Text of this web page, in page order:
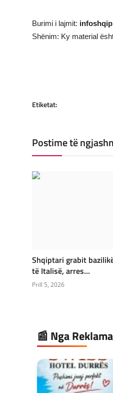
Burimi i lajmit:
Shënim: Ky material
Etiketat:
Postime të
Shqiptari grabit
të Italisë, arres...
Prill 5, 2026
📰 Nga